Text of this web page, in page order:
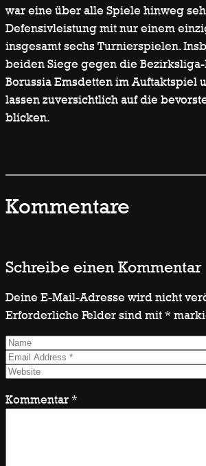
war eine über alle Spiele hinweg
Defensivleistung mit nur einem
insgesamt sechs Turnierspielen.
beiden Siege gegen die
Borussia Emsdetten im Auftaktspiel
lassen zuversichtlich auf die
blicken.
Kommentare
Schreibe einen Kommentar
Deine E-Mail-Adresse wird nicht
Erforderliche Felder sind mit *
Kommentar *